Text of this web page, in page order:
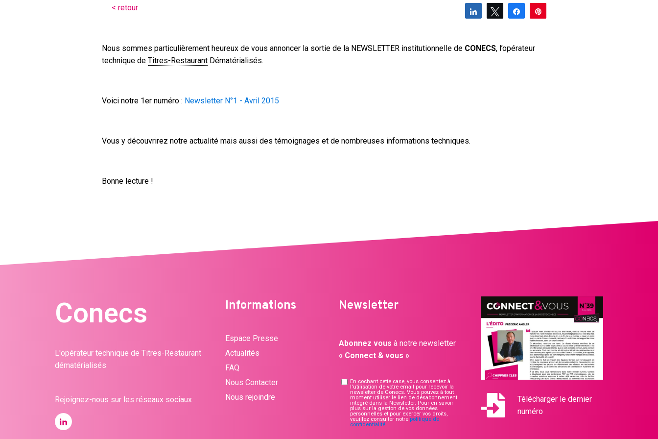
< retour Partagez Tweetez Partagez
Nous sommes particulièrement heureux de vous annoncer la sortie de la NEWSLETTER institutionnelle de CONECS, l’opérateur
technique de Titres-Restaurant Dématérialisés.
Voici notre 1er numéro : Newsletter N°1 - Avril 2015
Vous y découvrirez notre actualité mais aussi des témoignages et de nombreuses informations techniques.
Bonne lecture !
Conecs
L'opérateur technique de Titres-Restaurant
dématérialisés
Rejoignez-nous sur les réseaux sociaux
Informations
Espace Presse
Actualités
FAQ
Nous Contacter
Nous rejoindre
Newsletter
Abonnez vous à notre newsletter
« Connect & vous »
En cochant cette case, vous consentez à
l'utilisation de votre email pour recevoir la
newsletter de Conecs. Vous pouvez à tout
moment utiliser le lien de désabonnement
intégré dans la Newsletter. Pour en savoir
plus sur la gestion de vos données
personnelles et pour exercer vos droits,
veuillez consulter notre politique de
confidentialité.
Télécharger le dernier
numéro